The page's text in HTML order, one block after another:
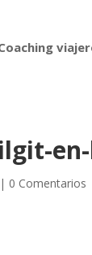
| 0 Comentarios